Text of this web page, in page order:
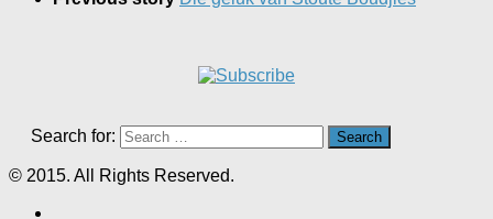
Search for:
© 2015. All Rights Reserved.